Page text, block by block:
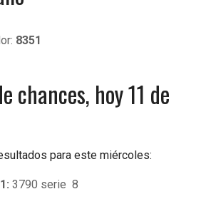
8351
chances, hoy 11 de
para este miércoles:
3790 serie 8